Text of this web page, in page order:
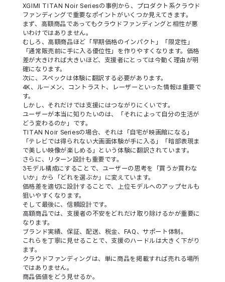
XGIMI TITAN Noir Seriesの事例から、プロダクト系クラウド
ファンディングで重要なポイントがいくつか見えてきます。
まず、高額商品であってもクラウドファンディングと相性が悪
いわけではありません。
むしろ、高額商品ほど「早期価格のインパクト」「限定性」
「通常販売前に手に入る優位性」を作りやすくなります。価格
差が大きければ大きいほど、支援者にとっては今動く理由が明
確になります。
次に、スペックは体験に翻訳する必要があります。
4K、ルーメン、コントラスト、レーザーといった情報は重要で
す。
しかし、それだけでは支援にはつながりにくいです。
ユーザーが本当に知りたいのは、「それによって自分の生活が
どう変わるのか」です。
TITAN Noir Seriesの場合、それは「自宅が映画館になる」
「テレビでは得られない大画面体験が手に入る」「暗部表現ま
で美しい映像が楽しめる」という体験に翻訳されています。
さらに、リターン設計も重要です。
3モデル構成にすることで、ユーザーの思考を「買うか買わな
いか」から「どれを選ぶか」に変えています。
価格差を適切に設計することで、上位モデルへのアップセルも
狙いやすくなります。
そして最後に、信頼設計です。
高額商品では、支援者の不安をどれだけ取り除けるかが重要に
なります。
ブランド実績、保証、配送、税金、FAQ、サポート体制。
これらを丁寧に見せることで、支援のハードルは大きく下がり
ます。
クラウドファンディングは、単に商品を掲載すれば売れる場所
ではありません。
商品価値をどう見せるか。